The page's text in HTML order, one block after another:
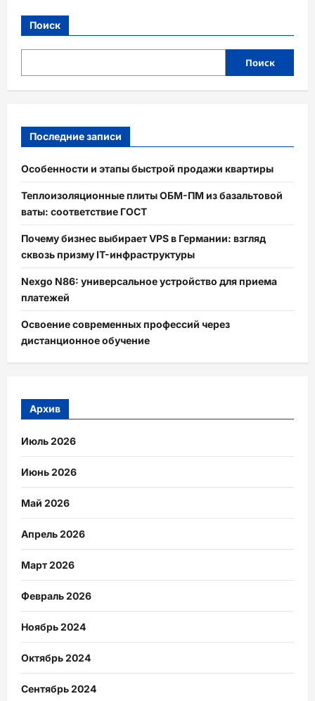
Поиск
Поиск
Последние записи
Особенности и этапы быстрой продажи квартиры
Теплоизоляционные плиты ОБМ-ПМ из базальтовой
ваты: соответствие ГОСТ
Почему бизнес выбирает VPS в Германии: взгляд
сквозь призму IT-инфраструктуры
Nexgo N86: универсальное устройство для приема
платежей
Освоение современных профессий через
дистанционное обучение
Архив
Июль 2026
Июнь 2026
Май 2026
Апрель 2026
Март 2026
Февраль 2026
Ноябрь 2024
Октябрь 2024
Сентябрь 2024